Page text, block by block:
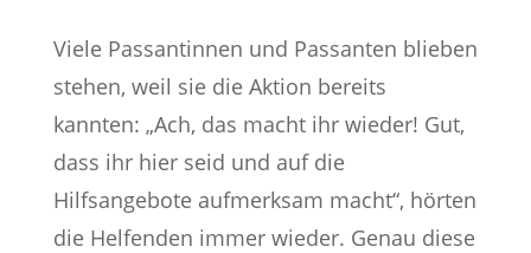
Viele Passantinnen und Passanten blieben
stehen, weil sie die Aktion bereits
kannten: „Ach, das macht ihr wieder! Gut,
dass ihr hier seid und auf die
Hilfsangebote aufmerksam macht“, hörten
die Helfenden immer wieder. Genau diese